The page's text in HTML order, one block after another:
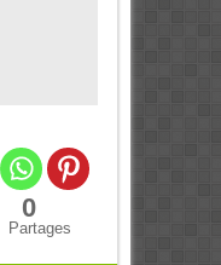
0
Partages